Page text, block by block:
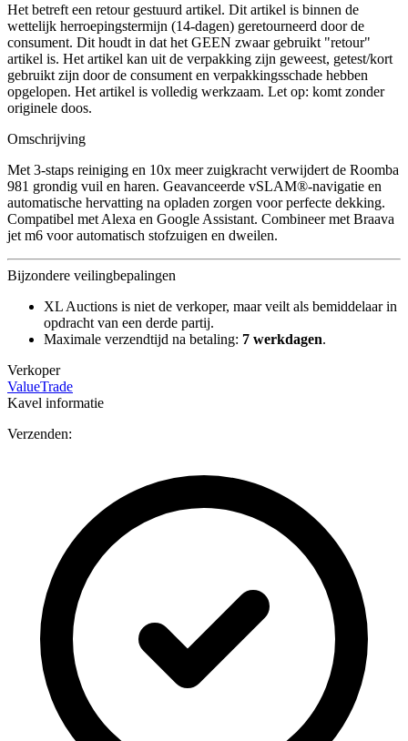
Het betreft een retour gestuurd artikel. Dit artikel is binnen de
wettelijk herroepingstermijn (14-dagen) geretourneerd door de
consument. Dit houdt in dat het GEEN zwaar gebruikt "retour"
artikel is. Het artikel kan uit de verpakking zijn geweest, getest/kort
gebruikt zijn door de consument en verpakkingsschade hebben
opgelopen. Het artikel is volledig werkzaam. Let op: komt zonder
originele doos.
Omschrijving
Met 3-staps reiniging en 10x meer zuigkracht verwijdert de Roomba
981 grondig vuil en haren. Geavanceerde vSLAM®-navigatie en
automatische hervatting na opladen zorgen voor perfecte dekking.
Compatibel met Alexa en Google Assistant. Combineer met Braava
jet m6 voor automatisch stofzuigen en dweilen.
Bijzondere veilingbepalingen
XL Auctions is niet de verkoper, maar veilt als bemiddelaar in
opdracht van een derde partij.
Maximale verzendtijd na betaling: 7 werkdagen.
Verkoper
ValueTrade
Kavel informatie
Verzenden: